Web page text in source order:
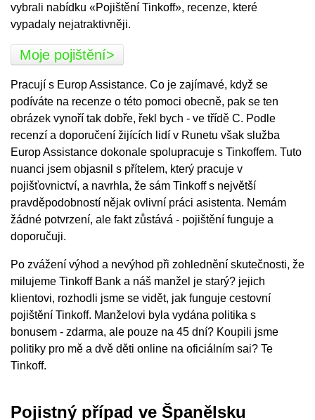
vybrali nabídku «Pojištění Tinkoff», recenze, které
vypadaly nejatraktivněji.
Moje pojištění>
Pracují s Europ Assistance. Co je zajímavé, když se
podíváte na recenze o této pomoci obecně, pak se ten
obrázek vynoří tak dobře, řekl bych - ve třídě C. Podle
recenzí a doporučení žijících lidí v Runetu však služba
Europ Assistance dokonale spolupracuje s Tinkoffem. Tuto
nuanci jsem objasnil s přítelem, který pracuje v
pojišťovnictví, a navrhla, že sám Tinkoff s největší
pravděpodobností nějak ovlivní práci asistenta. Nemám
žádné potvrzení, ale fakt zůstává - pojištění funguje a
doporučuji.
Po zvážení výhod a nevýhod při zohlednění skutečnosti, že
milujeme Tinkoff Bank a náš manžel je starý? jejich
klientovi, rozhodli jsme se vidět, jak funguje cestovní
pojištění Tinkoff. Manželovi byla vydána politika s
bonusem - zdarma, ale pouze na 45 dní? Koupili jsme
politiky pro mě a dvě děti online na oficiálním sai? Te
Tinkoff.
Pojistný případ ve Španělsku